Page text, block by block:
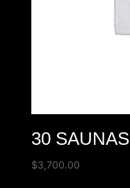
30 SAUNAS
$3,700.00